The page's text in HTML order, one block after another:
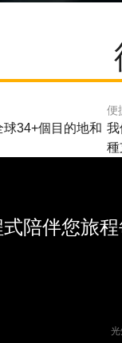
34+個目的地和
便
我
種
陪伴您旅